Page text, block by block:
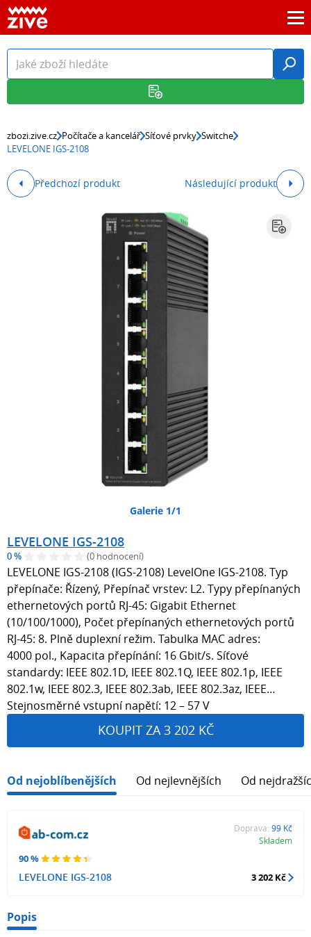
zbozi.zive.cz Počítače a kancelář Síťové prvky Switche
LEVELONE IGS-2108
Předchozí produkt Následující produkt
Galerie 1/1
LEVELONE IGS-2108
0 % (0 hodnocení)
LEVELONE IGS-2108 (IGS-2108) LevelOne IGS-2108. Typ
přepínače: Řízený, Přepínač vrstev: L2. Typy přepínaných
ethernetových portů RJ-45: Gigabit Ethernet
(10/100/1000), Počet přepínaných ethernetových portů
RJ-45: 8. Plně duplexní režim. Tabulka MAC adres:
4000 pol., Kapacita přepínání: 16 Gbit/s. Síťové
standardy: IEEE 802.1D, IEEE 802.1Q, IEEE 802.1p, IEEE
802.1w, IEEE 802.3, IEEE 802.3ab, IEEE 802.3az, IEEE…
Stejnosměrné vstupní napětí: 12 – 57 V
KOUPIT ZA 3 202 KČ
Od nejoblíbenějších Od nejlevnějších Od
90 %
LEVELONE IGS-2108
Doprava: 99 Kč
Skladem
3 202 Kč
Popis